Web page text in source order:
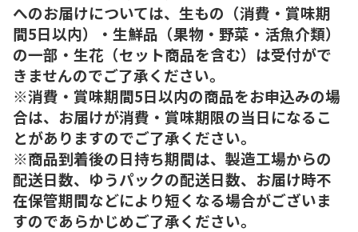
へのお届けについては、生もの（消費・賞味期
間5日以内）・生鮮品（果物・野菜・活魚介類）
の一部・生花（セット商品を含む）は受付がで
きませんのでご了承ください。
※消費・賞味期間5日以内の商品をお申込みの場
合は、お届けが消費・賞味期限の当日になるこ
とがありますのでご了承ください。
※商品到着後の日持ち期間は、製造工場からの
配送日数、ゆうパックの配送日数、お届け時不
在保管期間などにより短くなる場合がございま
すのであらかじめご了承ください。